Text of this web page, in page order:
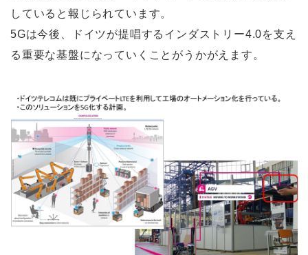
していると報じられています。
5Gは今後、ドイツが提唱するインダストリー4.0を支え
る重要な基盤になっていくことがうかがえます。